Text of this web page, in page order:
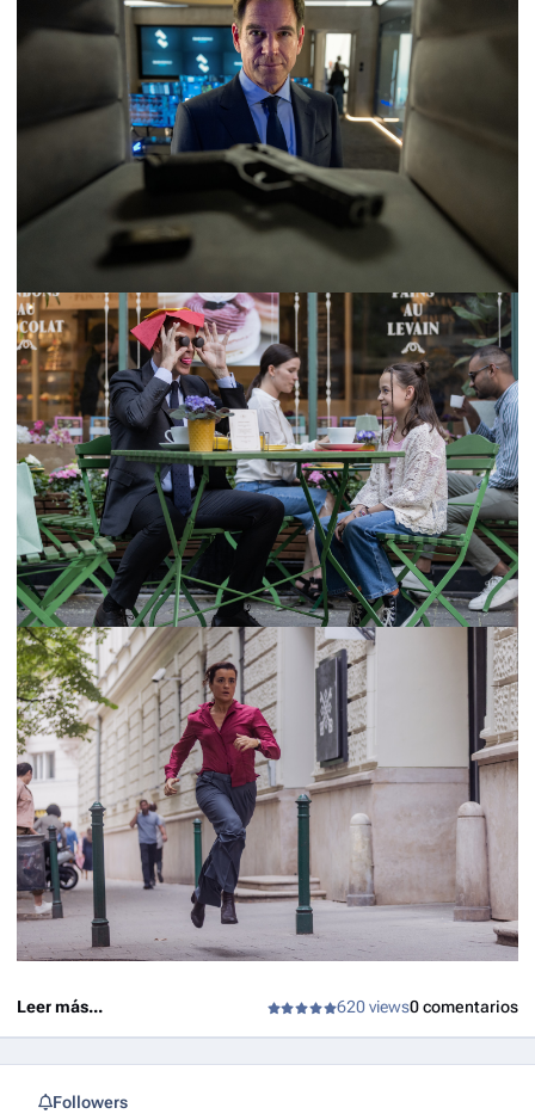
Leer más... 620 views0 comentarios
Followers